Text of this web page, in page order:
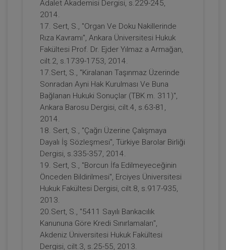
Sosyal Medya Kanalı İle Yapılan Kişilik
Hakkı İhlallerinin Özel Hukuk
Bağlamında Korunması Video Eğitimi
300 TL Sepete Ekle
Doç. Dr. Selin Sert SÜTÇÜ
TKHK'da Neler Değişti Video Eğitimi
Adalet Akademisi Dergisi, s.229-245,
2014.
17. Sert, S., "Organ Ve Doku Nakillerinde
Rıza Kavramı", Ankara Üniversitesi Hukuk
Fakültesi Prof. Dr. Ejder Yılmaz a Armağan,
cilt.2, s.1739-1753, 2014.
17.Sert, S., "Kiralanan Taşınmaz Üzerinde
Sonradan Ayni Hak Kurulması Ve Buna
Bağlanan Hukuki Sonuçlar (TBK m. 311)",
Ankara Barosu Dergisi, cilt.4, s.63-81,
2014.
18. Sert, S., "Çağrı Üzerine Çalışmaya
Dayalı İş Sözleşmesi", Türkiye Barolar Birliği
Dergisi, s.335-357, 2014.
19. Sert, S., "Borcun İfa Edilmeyeceğinin
Önceden Bildirilmesi", Erciyes Üniversitesi
Hukuk Fakültesi Dergisi, cilt.8, s.917-935,
2013.
20.Sert, S., "5411 Sayılı Bankacılık
Kanununa Göre Kredi Sınırlamaları",
Akdeniz Üniversitesi Hukuk Fakültesi
Dergisi, cilt.3, s.25-55, 2013.